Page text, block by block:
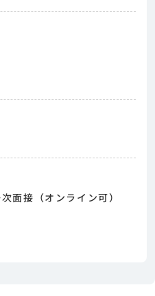
面接（オンライン可）